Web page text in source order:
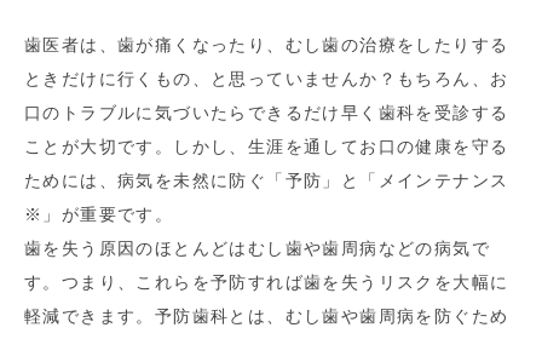
歯医者は、歯が痛くなったり、むし歯の治療をしたりする
ときだけに行くもの、と思っていませんか？もちろん、お
口のトラブルに気づいたらできるだけ早く歯科を受診する
ことが大切です。しかし、生涯を通してお口の健康を守る
ためには、病気を未然に防ぐ「予防」と「メインテナンス
※」が重要です。
歯を失う原因のほとんどはむし歯や歯周病などの病気で
す。つまり、これらを予防すれば歯を失うリスクを大幅に
軽減できます。予防歯科とは、むし歯や歯周病を防ぐため